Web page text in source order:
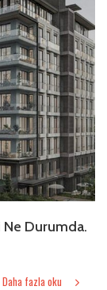
Ne Durumda.
Daha fazla oku